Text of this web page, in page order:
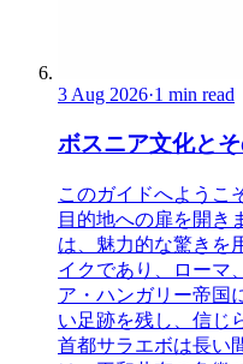
3 Aug 2026·1 min read
ボスニア文化と
このガイドへようこ
目的地への扉を開き
は、魅力的な驚きを
イクであり、ローマ
ア・ハンガリー帝国
い足跡を残し、信じ
首都サラエボは長い